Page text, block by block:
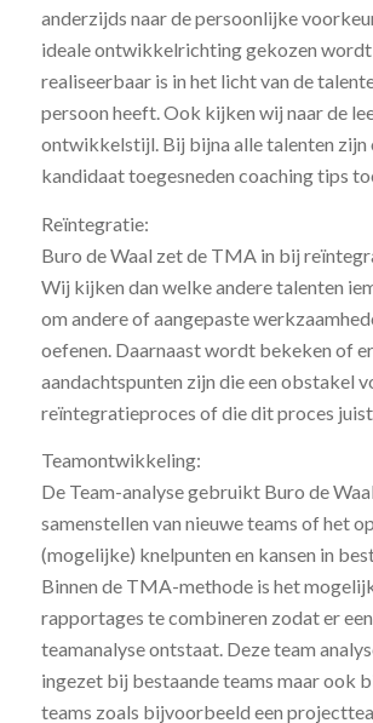
anderzijds naar de persoonlijke
ideale ontwikkelrichting gekozen
realiseerbaar is in het licht van de
persoon heeft. Ook kijken wij naar de
ontwikkelstijl. Bij bijna alle talenten zijn
kandidaat toegesneden coaching tips
Reïntegratie:
Buro de Waal zet de TMA in bij
Wij kijken dan welke andere talenten
om andere of aangepaste
oefenen. Daarnaast wordt bekeken of er
aandachtspunten zijn die een obstakel
reïntegratieproces of die dit proces juist
Teamontwikkeling:
De Team-analyse gebruikt Buro de
samenstellen van nieuwe teams of het
(mogelijke) knelpunten en kansen in
Binnen de TMA-methode is het
rapportages te combineren zodat er
teamanalyse ontstaat. Deze team
ingezet bij bestaande teams maar ook
teams zoals bijvoorbeeld een